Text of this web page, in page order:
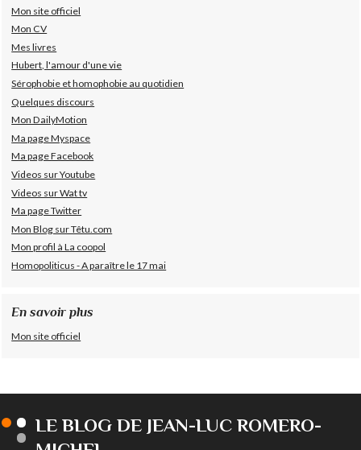
Mon site officiel
Mon CV
Mes livres
Hubert, l'amour d'une vie
Sérophobie et homophobie au quotidien
Quelques discours
Mon DailyMotion
Ma page Myspace
Ma page Facebook
Videos sur Youtube
Videos sur Wat tv
Ma page Twitter
Mon Blog sur Têtu.com
Mon profil à La coopol
Homopoliticus - A paraître le 17 mai
En savoir plus
Mon site officiel
LE BLOG DE JEAN-LUC ROMERO-